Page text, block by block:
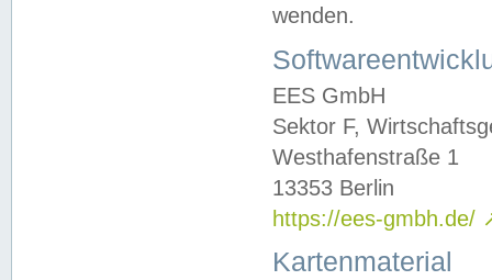
wenden.
EES GmbH
Sektor F,
Westhafenstraße 1
13353 Berlin
https://ees-gmbh.de/
Kartenmaterial